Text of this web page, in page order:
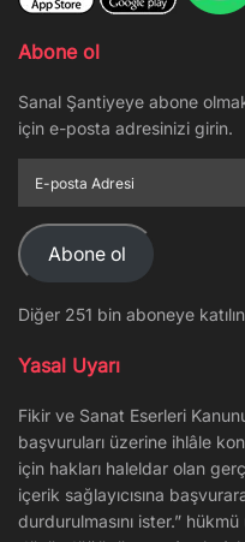
Abone ol
Sanal Şantiyeye abone
için e-posta adresinizi girin.
posta
Adresi
Abone ol
Diğer 251 bin aboneye katılın
Yasal Uyarı
Fikir ve Sanat Eserleri
başvuruları üzerine ihlâle
için hakları haleldar olan
içerik sağlayıcısına
durdurulmasını ister.”